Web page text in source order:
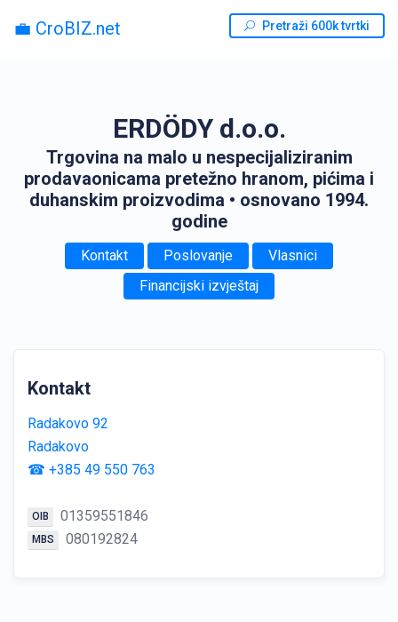
💼 CroBIZ.net Pretraži 600k tvrtki
ERDÖDY d.o.o.
Trgovina na malo u nespecijaliziranim
prodavaonicama pretežno hranom, pićima i
duhanskim proizvodima • osnovano 1994.
godine
Kontakt Poslovanje
Vlasnici
Financijski izvještaj
Kontakt
Radakovo 92
Radakovo
☎ +385 49 550 763
OIB 01359551846
MBS 080192824